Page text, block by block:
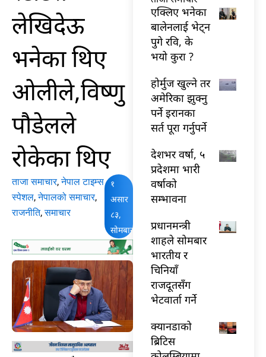
लेखिदेऊ
भनेका थिए
ओलीले,विष्णु
पौडेलले
रोकेका थिए
ताजा समाचार,नेपाल टाइम्स
स्पेशल,नेपालको समाचार,
राजनीति,समाचार
१
असार
८३,
सोमबार
एक्लिए भनेका
बालेनलाई भेट्न
पुगे रवि, के
भयो कुरा ?
होर्मुज खुल्ने तर
अमेरिका झुक्नु
पर्ने इरानका
सर्त पूरा गर्नुपर्ने
देशभर वर्षा, ५
प्रदेशमा भारी
वर्षाको
सम्भावना
प्रधानमन्त्री
शाहले सोमबार
भारतीय र
चिनियाँ
राजदूतसँग
भेटवार्ता गर्ने
क्यानडाको
ब्रिटिस